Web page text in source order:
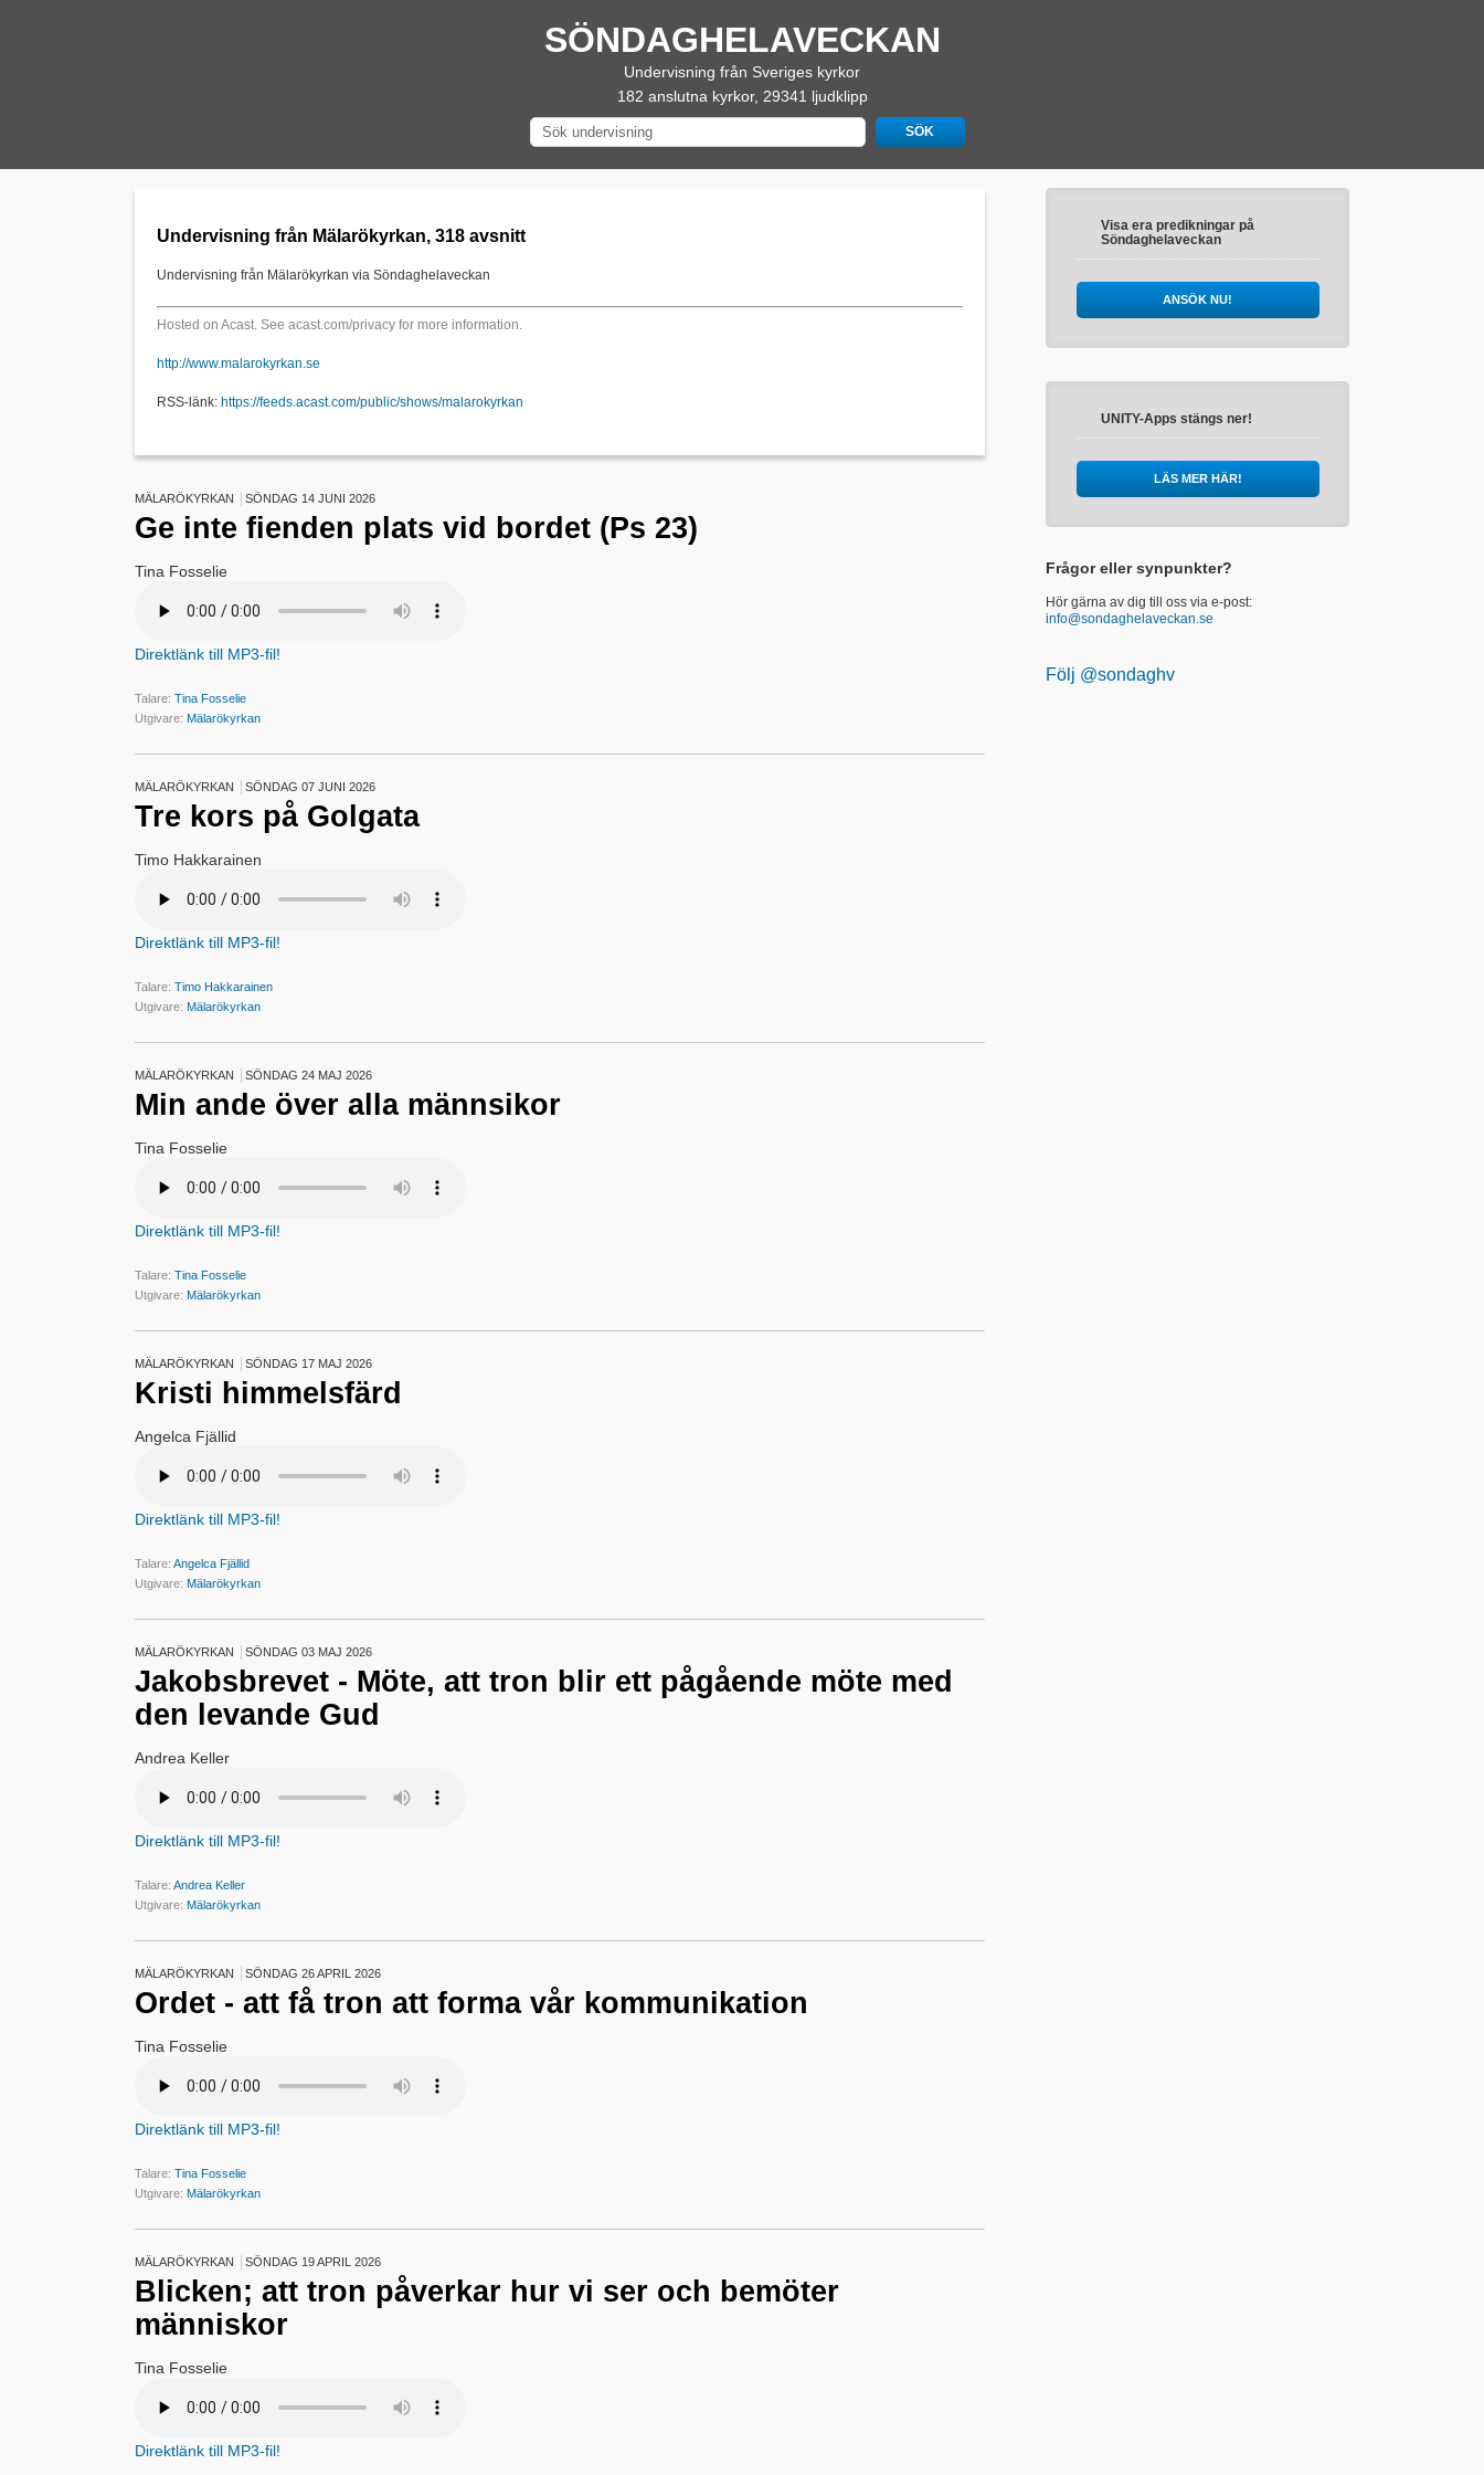
SÖNDAGHELAVECKAN
Undervisning från Sveriges kyrkor
182 anslutna kyrkor, 29341 ljudklipp
Undervisning från Mälarökyrkan, 318 avsnitt
Undervisning från Mälarökyrkan via Söndaghelaveckan
Hosted on Acast. See acast.com/privacy for more information.
http://www.malarokyrkan.se
RSS-länk: https://feeds.acast.com/public/shows/malarokyrkan
MÄLARÖKYRKAN SÖNDAG 14 JUNI 2026
Ge inte fienden plats vid bordet (Ps 23)
Tina Fosselie
Direktlänk till MP3-fil!
Talare: Tina Fosselie
Utgivare: Mälarökyrkan
MÄLARÖKYRKAN SÖNDAG 07 JUNI 2026
Tre kors på Golgata
Timo Hakkarainen
Direktlänk till MP3-fil!
Talare: Timo Hakkarainen
Utgivare: Mälarökyrkan
MÄLARÖKYRKAN SÖNDAG 24 MAJ 2026
Min ande över alla männsikor
Tina Fosselie
Direktlänk till MP3-fil!
Talare: Tina Fosselie
Utgivare: Mälarökyrkan
MÄLARÖKYRKAN SÖNDAG 17 MAJ 2026
Kristi himmelsfärd
Angelca Fjällid
Direktlänk till MP3-fil!
Talare: Angelca Fjällid
Utgivare: Mälarökyrkan
MÄLARÖKYRKAN SÖNDAG 03 MAJ 2026
Jakobsbrevet - Möte, att tron blir ett pågående möte med
den levande Gud
Andrea Keller
Direktlänk till MP3-fil!
Talare: Andrea Keller
Utgivare: Mälarökyrkan
MÄLARÖKYRKAN SÖNDAG 26 APRIL 2026
Ordet - att få tron att forma vår kommunikation
Tina Fosselie
Direktlänk till MP3-fil!
Talare: Tina Fosselie
Utgivare: Mälarökyrkan
MÄLARÖKYRKAN SÖNDAG 19 APRIL 2026
Blicken; att tron påverkar hur vi ser och bemöter
människor
Tina Fosselie
Direktlänk till MP3-fil!
Visa era predikningar på
Söndaghelaveckan
ANSÖK NU!
UNITY-Apps stängs ner!
LÄS MER HÄR!
Frågor eller synpunkter?
Hör gärna av dig till oss via e-post:
info@sondaghelaveckan.se
Följ @sondaghv